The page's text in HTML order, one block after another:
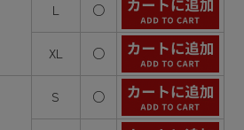
L ○
XL ○
S ○